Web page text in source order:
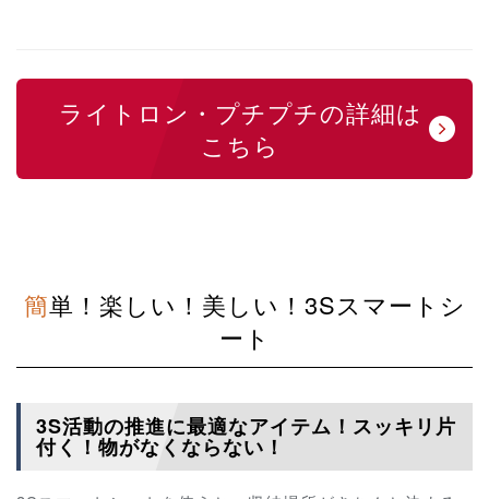
ライトロン・プチプチの詳細は
こちら
簡単！楽しい！美しい！3Sスマートシ
ート
3S活動の推進に最適なアイテム！スッキリ片
付く！物がなくならない！